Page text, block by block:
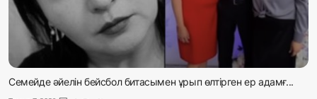
Семейде әйелін бейсбол битасымен ұрып өлтірген ер адамғ...